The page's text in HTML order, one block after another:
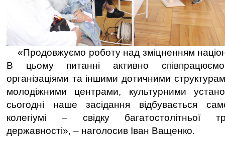
«Продовжуємо роботу над зміцненням
В цьому питанні активно
організаціями та іншими дотичними
молодіжними центрами, культурними
сьогодні наше засідання відбувається
колегіумі – свідку багатостолітньої
державності», – наголосив Іван Ващенко.